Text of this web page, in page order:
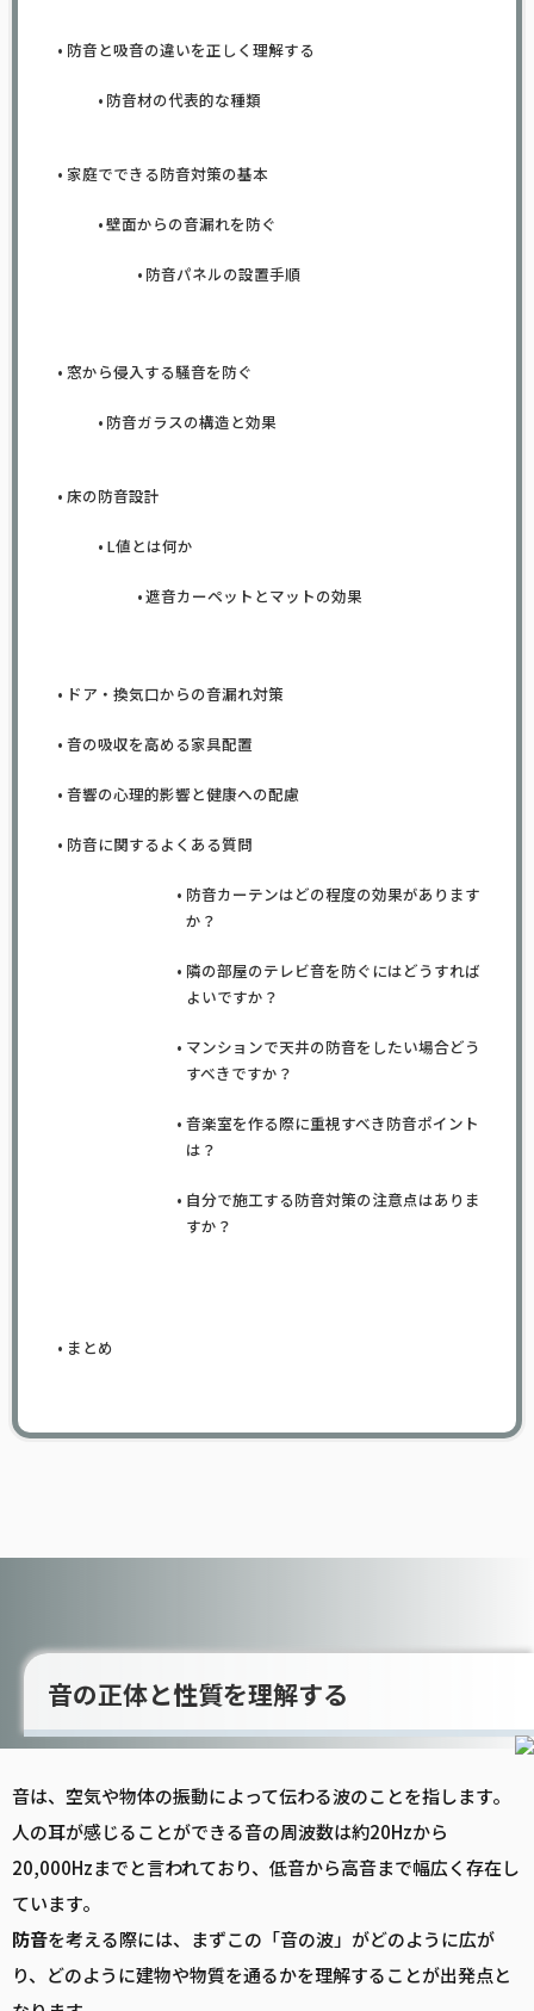
防音と吸音の違いを正しく理解する
防音材の代表的な種類
家庭でできる防音対策の基本
壁面からの音漏れを防ぐ
防音パネルの設置手順
窓から侵入する騒音を防ぐ
防音ガラスの構造と効果
床の防音設計
L値とは何か
遮音カーペットとマットの効果
ドア・換気口からの音漏れ対策
音の吸収を高める家具配置
音響の心理的影響と健康への配慮
防音に関するよくある質問
防音カーテンはどの程度の効果があります
か？
隣の部屋のテレビ音を防ぐにはどうすれば
よいですか？
マンションで天井の防音をしたい場合どう
すべきですか？
音楽室を作る際に重視すべき防音ポイント
は？
自分で施工する防音対策の注意点はありま
すか？
まとめ
音の正体と性質を理解する
音は、空気や物体の振動によって伝わる波のことを指します。
人の耳が感じることができる音の周波数は約20Hzから
20,000Hzまでと言われており、低音から高音まで幅広く存在し
ています。
防音を考える際には、まずこの「音の波」がどのように広が
り、どのように建物や物質を通るかを理解することが出発点と